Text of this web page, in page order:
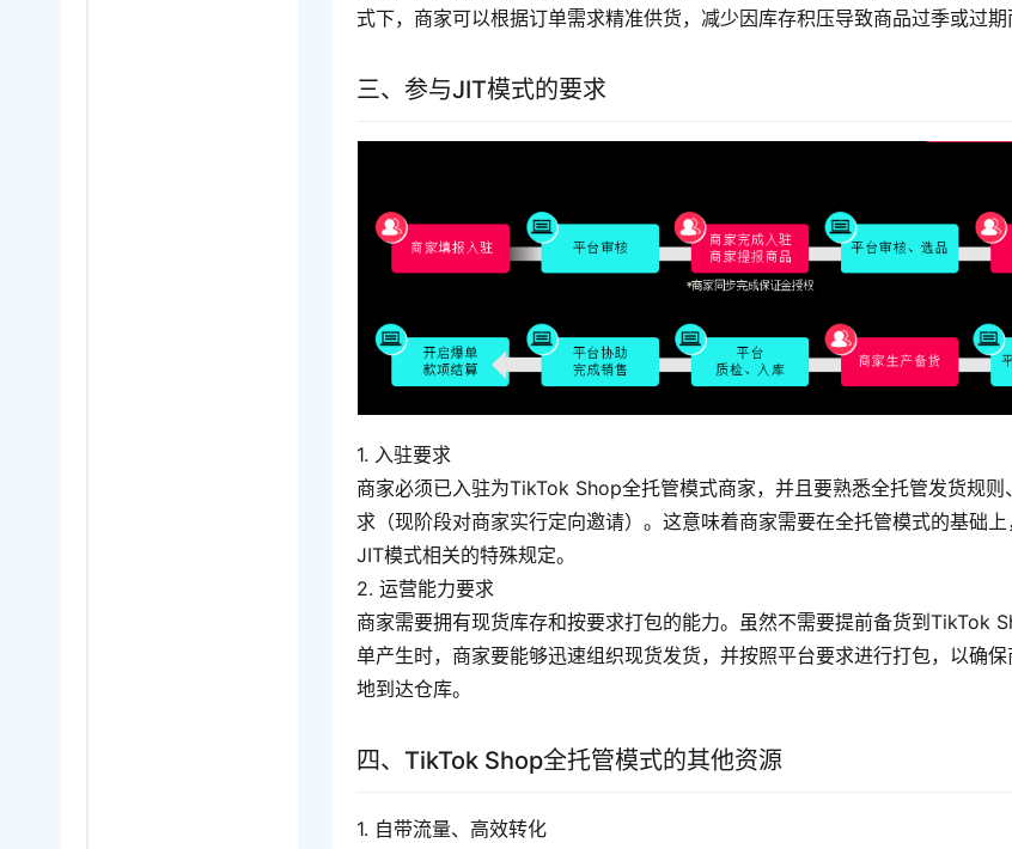
式下，商家可以根据订单需求精准供货，减少因库存积压导致商品过季或过期
三、参与JIT模式的要求
1. 入驻要求
商家必须已入驻为TikTok Shop全托管模式商家，并且要熟悉全托管发货规则
求（现阶段对商家实行定向邀请）。这意味着商家需要在全托管模式的基础
JIT模式相关的特殊规定。
2. 运营能力要求
商家需要拥有现货库存和按要求打包的能力。虽然不需要提前备货到TikTok
单产生时，商家要能够迅速组织现货发货，并按照平台要求进行打包，以确
地到达仓库。
四、TikTok Shop全托管模式的其他资源
1. 自带流量、高效转化